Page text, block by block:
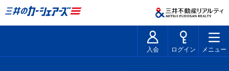
入会 ログイン メニュー